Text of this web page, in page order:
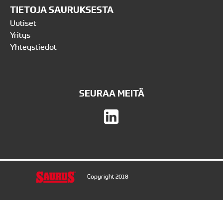
TIETOJA SAURUKSESTA
Uutiset
Yritys
Yhteystiedot
SEURAA MEITÄ
Copyright 2018